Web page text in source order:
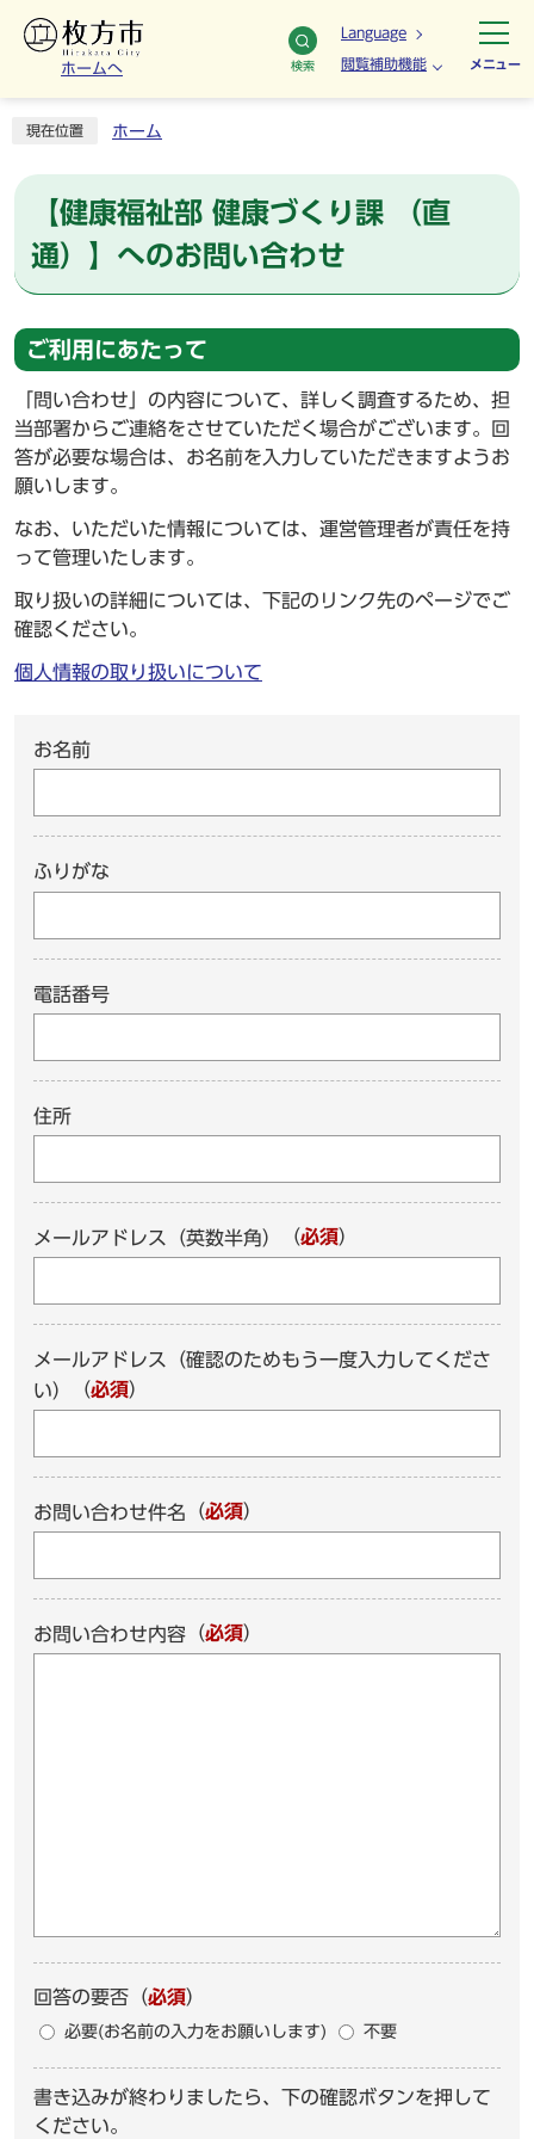
ホームへ 検索
Language
閲覧補助機能 メニュー
現在位置 ホーム
【健康福祉部 健康づくり課 （直
通）】へのお問い合わせ
ご利用にあたって
「問い合わせ」の内容について、詳しく調査するため、担
当部署からご連絡をさせていただく場合がございます。回
答が必要な場合は、お名前を入力していただきますようお
願いします。
なお、いただいた情報については、運営管理者が責任を持
って管理いたします。
取り扱いの詳細については、下記のリンク先のページでご
確認ください。
個人情報の取り扱いについて
お名前
ふりがな
電話番号
住所
メールアドレス（英数半角） （必須）
メールアドレス（確認のためもう一度入力してくださ
い）
（必須）
お問い合わせ件名 （必須）
お問い合わせ内容 （必須）
回答の要否 （必須）
必要(お名前の入力をお願いします) 不要
書き込みが終わりましたら、下の確認ボタンを押して
ください。